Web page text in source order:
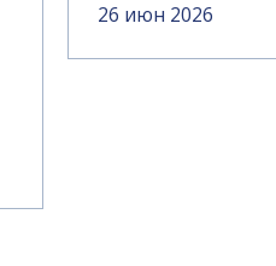
26 июн 2026